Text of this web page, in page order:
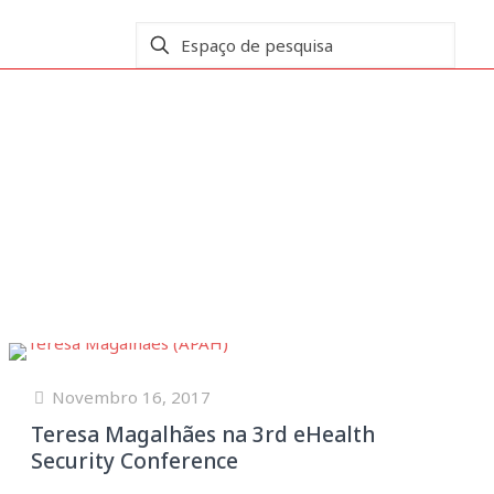
Novembro 16, 2017
Teresa Magalhães na 3rd eHealth
Security Conference